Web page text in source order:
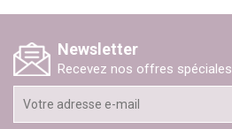
Newsletter
Recevez nos offres spéciales